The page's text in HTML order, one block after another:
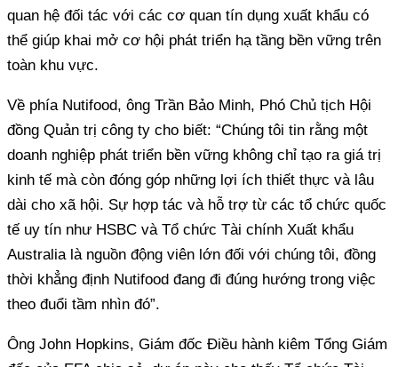
quan hệ đối tác với các cơ quan tín dụng xuất khẩu có
thể giúp khai mở cơ hội phát triển hạ tầng bền vững trên
toàn khu vực.
Về phía Nutifood, ông Trần Bảo Minh, Phó Chủ tịch Hội
đồng Quản trị công ty cho biết: “Chúng tôi tin rằng một
doanh nghiệp phát triển bền vững không chỉ tạo ra giá trị
kinh tế mà còn đóng góp những lợi ích thiết thực và lâu
dài cho xã hội. Sự hợp tác và hỗ trợ từ các tổ chức quốc
tế uy tín như HSBC và Tổ chức Tài chính Xuất khẩu
Australia là nguồn động viên lớn đối với chúng tôi, đồng
thời khẳng định Nutifood đang đi đúng hướng trong việc
theo đuổi tầm nhìn đó”.
Ông John Hopkins, Giám đốc Điều hành kiêm Tổng Giám